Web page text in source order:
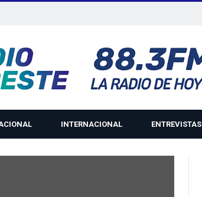
INTERNACIONAL ENTREVISTAS